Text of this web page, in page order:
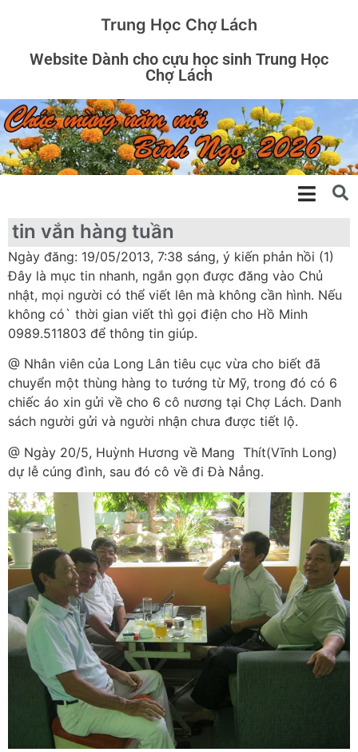
Trung Học Chợ Lách
Website Dành cho cựu học sinh Trung Học
Chợ Lách
tin vắn hàng tuần
Ngày đăng: 19/05/2013, 7:38 sáng, ý kiến phản hồi (1)
Đây là mục tin nhanh, ngắn gọn được đăng vào Chủ
nhật, mọi người có thể viết lên mà không cần hình. Nếu
không có` thời gian viết thì gọi điện cho Hồ Minh
0989.511803 để thông tin giúp.
@ Nhân viên của Long Lân tiêu cục vừa cho biết đã
chuyển một thùng hàng to tướng từ Mỹ, trong đó có 6
chiếc áo xin gửi về cho 6 cô nương tại Chợ Lách. Danh
sách người gửi và người nhận chưa được tiết lộ.
@ Ngày 20/5, Huỳnh Hương về Mang Thít(Vĩnh Long)
dự lễ cúng đình, sau đó cô về đi Đà Nẳng.